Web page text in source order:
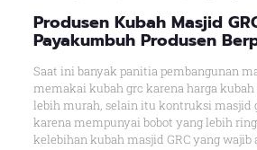
Produsen Kubah Masjid
Payakumbuh Produsen
Saat ini banyak panitia pembangunan
memakai kubah grc karena harga
lebih murah, selain itu kontruksi masjid
karena mempunyai bobot yang lebih
kelebihan kubah masjid GRC yang wajib